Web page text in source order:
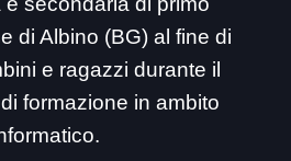
di Albino (BG) al fine di
e ragazzi durante il
formazione in ambito